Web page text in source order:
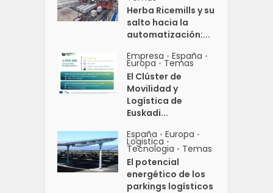
Herba Ricemills y su
salto hacia la
automatización:...
Empresa • España •
Europa • Temas
El Clúster de
Movilidad y
Logística de
Euskadi...
España • Europa •
Logistica •
Tecnologia • Temas
El potencial
energético de los
parkings logísticos